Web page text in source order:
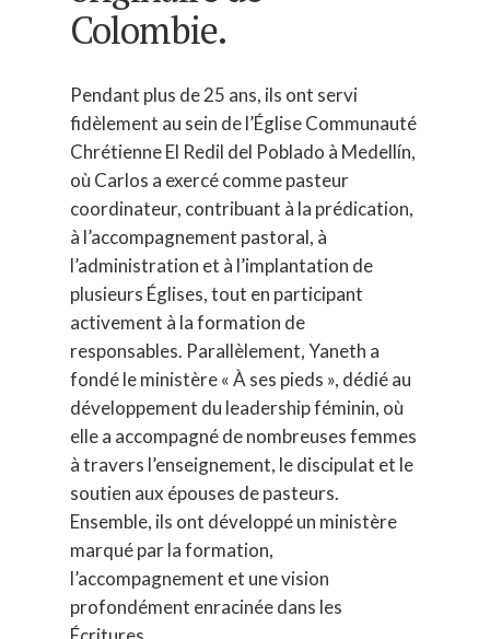
Colombie.
Pendant plus de 25 ans, ils ont servi
fidèlement au sein de l’Église Communauté
Chrétienne El Redil del Poblado à Medellín,
où Carlos a exercé comme pasteur
coordinateur, contribuant à la prédication,
à l’accompagnement pastoral, à
l’administration et à l’implantation de
plusieurs Églises, tout en participant
activement à la formation de
responsables. Parallèlement, Yaneth a
fondé le ministère « À ses pieds », dédié au
développement du leadership féminin, où
elle a accompagné de nombreuses femmes
à travers l’enseignement, le discipulat et le
soutien aux épouses de pasteurs.
Ensemble, ils ont développé un ministère
marqué par la formation,
l’accompagnement et une vision
profondément enracinée dans les
À PROPOS
NOTRE MISSION
NOTRE ÉQUIPE
LE COLLECTIF
OUVRIERS MISSION
OUVRIERS
10-02
DÉCOUVRIR LE
BOURSE
MISSIONNAIRE
DONNER
CONTACT
ENGLISH